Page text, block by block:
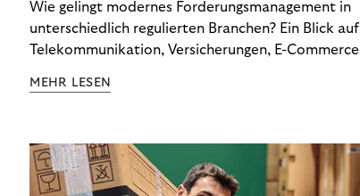
Wie gelingt modernes Forderungsmanagement in
unterschiedlich regulierten Branchen? Ein Blick auf
Telekommunikation, Versicherungen, E-Commerce
wirksam reduzieren will, braucht keine
MEHR LESEN